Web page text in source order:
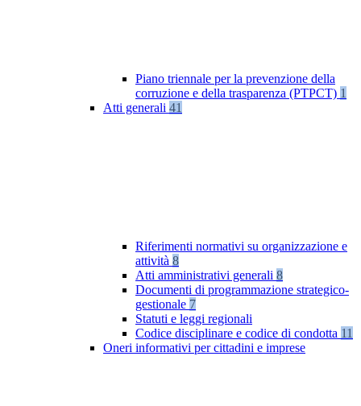
Piano triennale per la prevenzione della
corruzione e della trasparenza (PTPCT) 1
Atti generali 41
Riferimenti normativi su organizzazione e
attività 8
Atti amministrativi generali 8
Documenti di programmazione strategico-
gestionale 7
Statuti e leggi regionali
Codice disciplinare e codice di condotta 11
Oneri informativi per cittadini e imprese